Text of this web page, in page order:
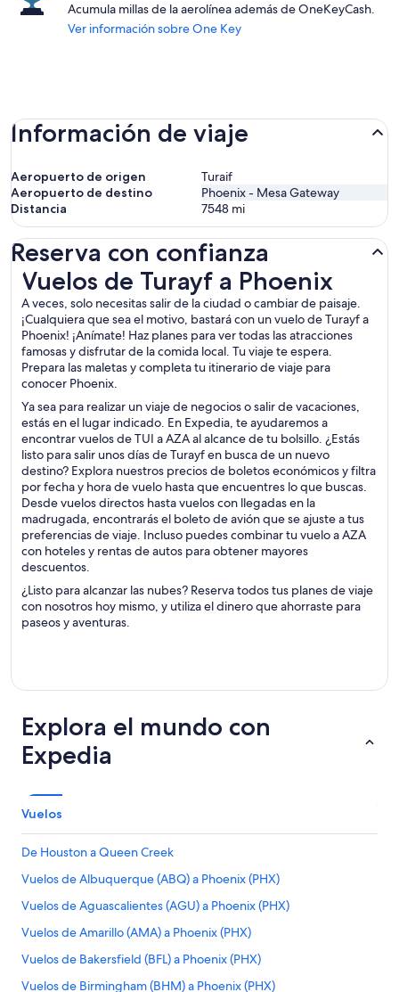
Acumula millas de la aerolínea además de OneKeyCash.
Ver información sobre One Key
Información de viaje
Aeropuerto de origen
Turaif
Aeropuerto de destino
Phoenix - Mesa Gateway
Distancia
7548 mi
Reserva con confianza
Vuelos de Turayf a Phoenix
A veces, solo necesitas salir de la ciudad o cambiar de paisaje.
¡Cualquiera que sea el motivo, bastará con un vuelo de Turayf a
Phoenix! ¡Anímate! Haz planes para ver todas las atracciones
famosas y disfrutar de la comida local. Tu viaje te espera.
Prepara las maletas y completa tu itinerario de viaje para
conocer Phoenix.
Ya sea para realizar un viaje de negocios o salir de vacaciones,
estás en el lugar indicado. En Expedia, te ayudaremos a
encontrar vuelos de TUI a AZA al alcance de tu bolsillo. ¿Estás
listo para salir unos días de Turayf en busca de un nuevo
destino? Explora nuestros precios de boletos económicos y filtra
por fecha y hora de vuelo hasta que encuentres lo que buscas.
Desde vuelos directos hasta vuelos con llegadas en la
madrugada, encontrarás el boleto de avión que se ajuste a tus
preferencias de viaje. Incluso puedes combinar tu vuelo a AZA
con hoteles y rentas de autos para obtener mayores
descuentos.
¿Listo para alcanzar las nubes? Reserva todos tus planes de viaje
con nosotros hoy mismo, y utiliza el dinero que ahorraste para
paseos y aventuras.
Vuelos de Turayf a Phoenix
Explora el mundo con
Expedia
Vuelos
De Houston a Queen Creek
Vuelos de Albuquerque (ABQ) a Phoenix (PHX)
Vuelos de Aguascalientes (AGU) a Phoenix (PHX)
Vuelos de Amarillo (AMA) a Phoenix (PHX)
Vuelos de Bakersfield (BFL) a Phoenix (PHX)
Vuelos de Birmingham (BHM) a Phoenix (PHX)